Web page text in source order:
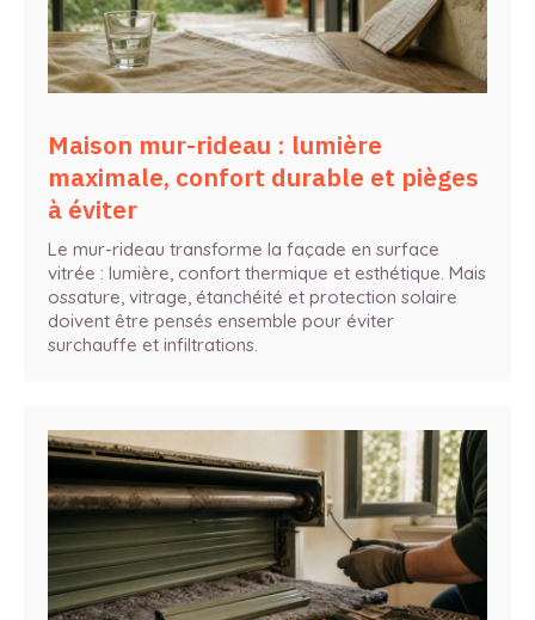
Maison mur-rideau : lumière
maximale, confort durable et pièges
à éviter
Le mur-rideau transforme la façade en surface
vitrée : lumière, confort thermique et esthétique. Mais
ossature, vitrage, étanchéité et protection solaire
doivent être pensés ensemble pour éviter
surchauffe et infiltrations.